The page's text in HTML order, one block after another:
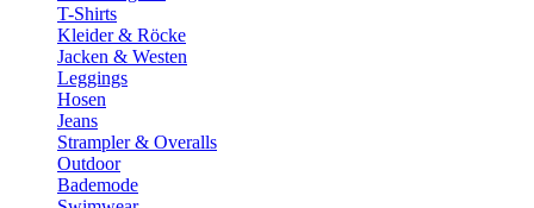
T-Shirts
Kleider & Röcke
Jacken & Westen
Leggings
Hosen
Jeans
Strampler & Overalls
Outdoor
Bademode